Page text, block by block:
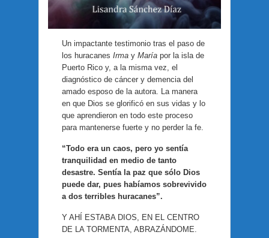
Un impactante testimonio tras el paso de
los huracanesIrma yMaría por la isla de
Puerto Rico y, a la misma vez, el
diagnóstico de cáncer y demencia del
amado esposo de la autora. La manera
en que Dios se glorificó en sus vidas y lo
que aprendieron en todo este proceso
para mantenerse fuerte y no perder la fe.
“Todo era un caos, pero yo sentía
tranquilidad en medio de tanto
desastre. Sentía la paz que sólo Dios
puede dar, pues habíamos sobrevivido
a dos terribles huracanes”.
Y AHÍ ESTABA DIOS, EN EL CENTRO
DE LA TORMENTA, ABRAZÁNDOME.